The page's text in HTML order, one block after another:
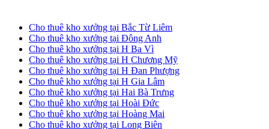
Cho thuê kho xưởng tại Bắc Từ Liêm
Cho thuê kho xưởng tại Đông Anh
Cho thuê kho xưởng tại H Ba Vì
Cho thuê kho xưởng tại H Chương Mỹ
Cho thuê kho xưởng tại H Đan Phượng
Cho thuê kho xưởng tại H Gia Lâm
Cho thuê kho xưởng tại Hai Bà Trưng
Cho thuê kho xưởng tại Hoài Đức
Cho thuê kho xưởng tại Hoàng Mai
Cho thuê kho xưởng tại Long Biên